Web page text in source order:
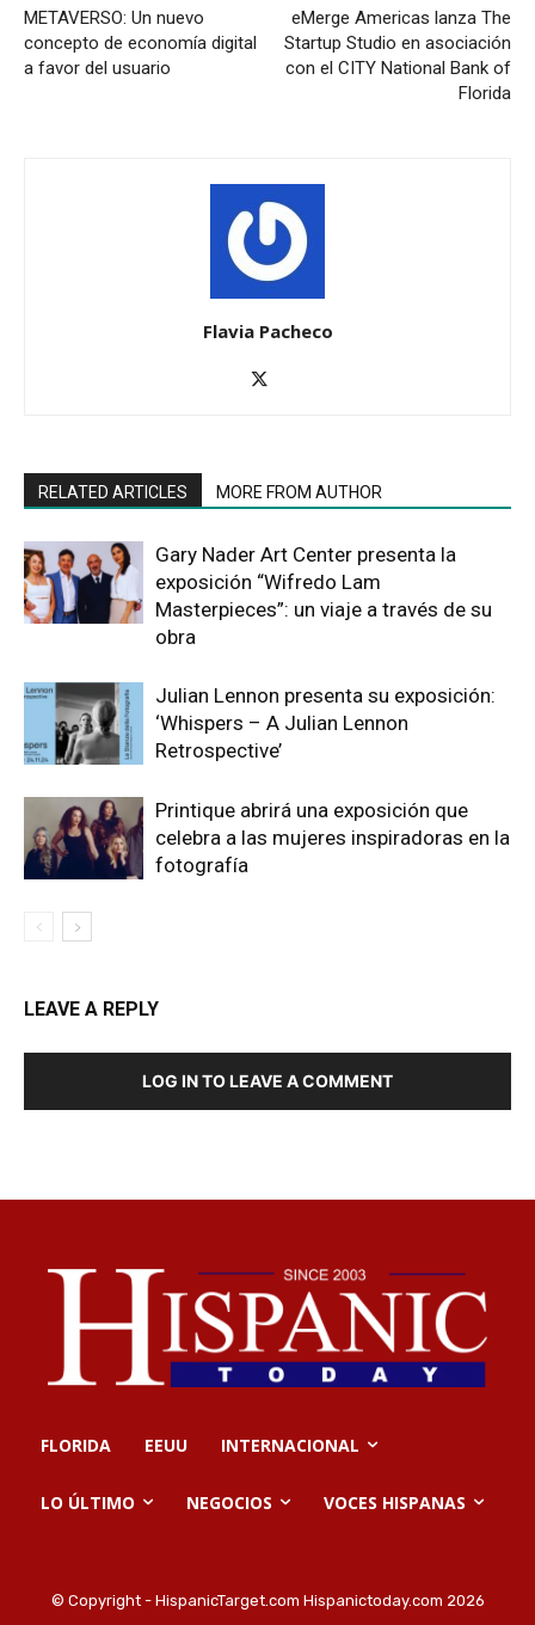
METAVERSO: Un nuevo
concepto de economía digital
a favor del usuario
eMerge Americas lanza The
Startup Studio en asociación
con el CITY National Bank of
Florida
Flavia Pacheco
RELATED ARTICLES MORE FROM AUTHOR
Gary Nader Art Center presenta la
exposición “Wifredo Lam
Masterpieces”: un viaje a través de su
obra
Julian Lennon presenta su exposición:
‘Whispers – A Julian Lennon
Retrospective’
Printique abrirá una exposición que
celebra a las mujeres inspiradoras en la
fotografía
LEAVE A REPLY
LOG IN TO LEAVE A COMMENT
FLORIDA EEUU INTERNACIONAL
LO ÚLTIMO NEGOCIOS VOCES HISPANAS
© Copyright - HispanicTarget.com Hispanictoday.com 2026